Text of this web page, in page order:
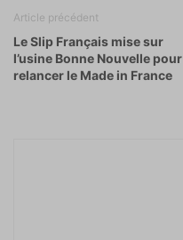
Article précédent
Le Slip Français mise sur
l’usine Bonne Nouvelle pour
relancer le Made in France